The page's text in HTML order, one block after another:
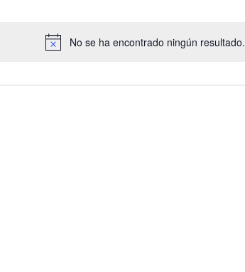
Aviso
No se ha encontrado ningún resultado.